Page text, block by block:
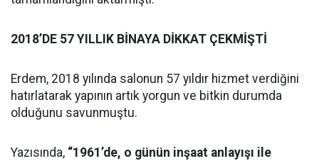
2018’DE 57 YILLIK BİNAYA DİKKAT ÇEKMİŞTİ
Erdem, 2018 yılında salonun 57 yıldır hizmet verdiğini
hatırlatarak yapının artık yorgun ve bitkin durumda
olduğunu savunmuştu.
Yazısında, “1961’de, o günün inşaat anlayışı ile